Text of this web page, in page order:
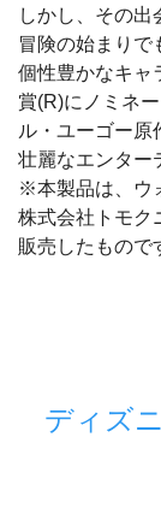
しかし、その
冒険の始まりで
個性豊かなキャ
賞(R)にノミネ
ル・ユーゴー原
壮麗なエンター
※本製品は、ウ
株式会社トモク
販売したもので
ディズ